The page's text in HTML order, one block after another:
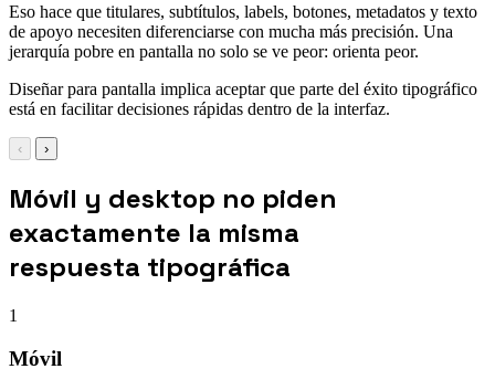
Eso hace que titulares, subtítulos, labels, botones, metadatos y texto
de apoyo necesiten diferenciarse con mucha más precisión. Una
jerarquía pobre en pantalla no solo se ve peor: orienta peor.
Diseñar para pantalla implica aceptar que parte del éxito tipográfico
está en facilitar decisiones rápidas dentro de la interfaz.
‹ ›
Móvil y desktop no piden
exactamente la misma
respuesta tipográfica
1
Móvil